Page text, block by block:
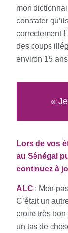
mon
constater
correctement !
des coups
environ 15
«
Lors de vos
au Sénégal
continuez à
ALC : Mon
C’était un
croire très bon
un tas de